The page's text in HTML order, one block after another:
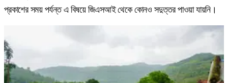
প্রকাশের সময় পর্যন্ত এ বিষয়ে জিএসআই থেকে কোনও সদুত্তর পাওয়া যায়নি।